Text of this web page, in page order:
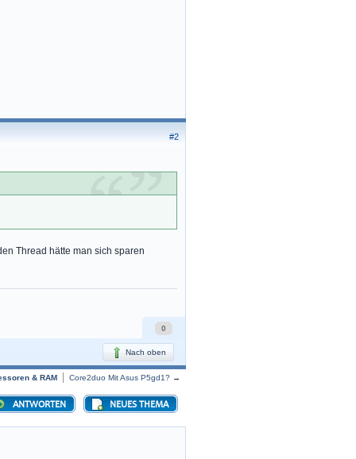
#2
Thread hätte man sich sparen
0
Nach oben
& RAM Core2duo Mit Asus P5gd1? →
NEUES THEMA
ANTWORTEN